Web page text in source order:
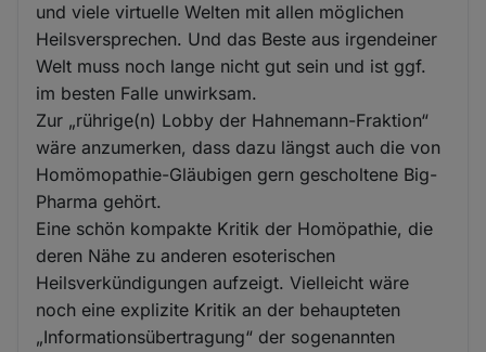
und viele virtuelle Welten mit allen möglichen
Heilsversprechen. Und das Beste aus irgendeiner
Welt muss noch lange nicht gut sein und ist ggf.
im besten Falle unwirksam.
Zur „rührige(n) Lobby der Hahnemann-Fraktion“
wäre anzumerken, dass dazu längst auch die von
Homömopathie-Gläubigen gern gescholtene Big-
Pharma gehört.
Eine schön kompakte Kritik der Homöpathie, die
deren Nähe zu anderen esoterischen
Heilsverkündigungen aufzeigt. Vielleicht wäre
noch eine explizite Kritik an der behaupteten
„Informationsübertragung“ der sogenannten